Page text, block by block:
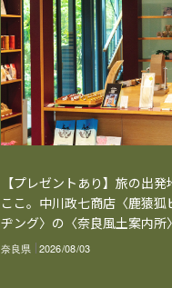
【プレゼントあり】旅の出発
ここ。中川政七商店〈鹿猿狐
ヂング〉の〈奈良風土案内所
奈良県 2026/08/03